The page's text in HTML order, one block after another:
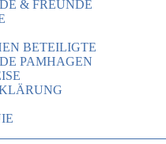
& FREUNDE
BETEILIGTE
PAMHAGEN